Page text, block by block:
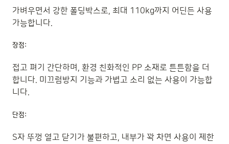
가벼우면서 강한 폴딩박스로, 최대 110kg까지 어딘든 사용
가능합니다.
장점:
접고 펴기 간단하며, 환경 친화적인 PP 소재로 튼튼함을 더
합니다. 미끄럼방지 기능과 가볍고 소리 없는 사용이 가능합
니다.
단점:
S자 뚜껑 열고 닫기가 불편하고, 내부가 꽉 차면 사용이 제한